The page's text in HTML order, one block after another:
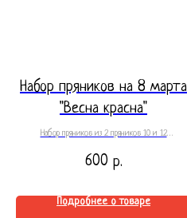
Набор пряников на 8 марта
"Весна красна"
Набор пряников из 2 пряников 10 и 12
цветными лентами.
600 р.
Подробнее о товаре